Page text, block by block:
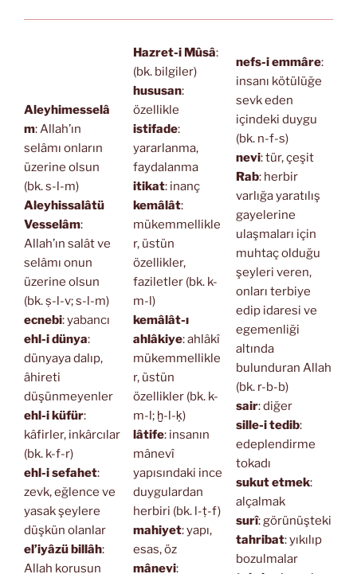
Aleyhimesselâ
m: Allah’ın
selâmı onların
üzerine olsun
(bk. s-l-m)
Aleyhissalâtü
Vesselâm:
Allah’ın salât ve
selâmı onun
üzerine olsun
(bk. ṣ-l-v; s-l-m)
ecnebi: yabancı
ehl-i dünya:
dünyaya dalıp,
âhireti
düşünmeyenler
ehl-i küfür:
kâfirler, inkârcılar
(bk. k-f-r)
ehl-i sefahet:
zevk, eğlence ve
yasak şeylere
düşkün olanlar
el’iyâzü billâh:
Allah korusun
Hazret-i Mûsâ:
(bk. bilgiler)
hususan:
özellikle
istifade:
yararlanma,
faydalanma
itikat: inanç
kemâlât:
mükemmellikle
r, üstün
özellikler,
faziletler (bk. k-
m-l)
kemâlât-ı
ahlâkiye: ahlâkî
mükemmellikle
r, üstün
özellikler (bk. k-
m-l; ḫ-l-ḳ)
lâtife: insanın
mânevî
yapısındaki ince
duygulardan
herbiri (bk. l-ṭ-f)
mahiyet: yapı,
esas, öz
mânevi:
nefs-i emmâre:
insanı kötülüğe
sevk eden
içindeki duygu
(bk. n-f-s)
nevi: tür, çeşit
Rab: herbir
varlığa yaratılış
gayelerine
ulaşmaları için
muhtaç olduğu
şeyleri veren,
onları terbiye
edip idaresi ve
egemenliği
altında
bulunduran Allah
(bk. r-b-b)
sair: diğer
sille-i tedib:
edeplendirme
tokadı
sukut etmek:
alçalmak
surî: görünüşteki
tahribat: yıkılıp
bozulmalar